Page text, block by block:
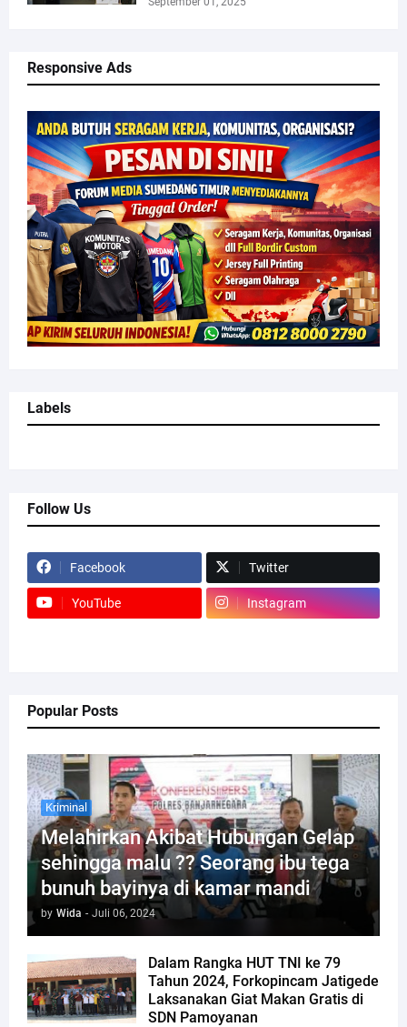
Responsive Ads
Labels
Follow Us
Facebook Twitter
YouTube Instagram
Popular Posts
Kriminal
Melahirkan Akibat Hubungan Gelap
sehingga malu ?? Seorang ibu tega
bunuh bayinya di kamar mandi
by Wida - Juli 06, 2024
Dalam Rangka HUT TNI ke 79
Tahun 2024, Forkopincam Jatigede
Laksanakan Giat Makan Gratis di
SDN Pamoyanan